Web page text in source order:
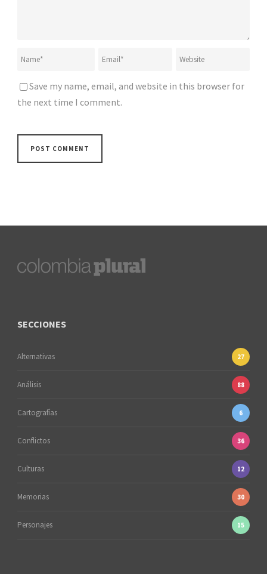
Save my name, email, and website in this browser for
the next time I comment.
SECCIONES
Alternativas 27
Análisis 88
Cartografías 6
Conflictos 36
Culturas 12
Memorias 30
Personajes 15